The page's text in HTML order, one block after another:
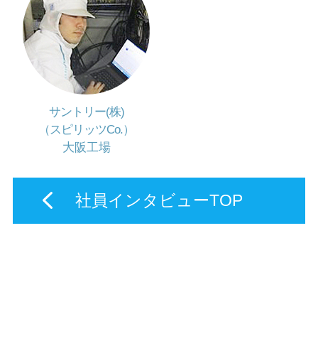
サントリー(株)
（スピリッツCo.）
大阪工場
社員インタビューTOP